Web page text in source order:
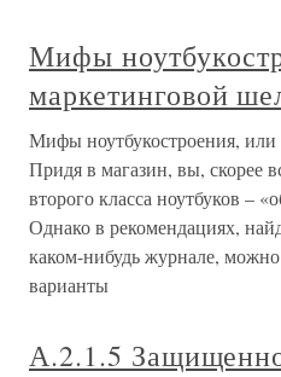
Мифы
маркетинговой
Мифы ноутбукостроения,
Придя в магазин, вы, скорее
второго класса ноутбуков –
Однако в рекомендациях,
каком-нибудь журнале, можно
варианты
А.2.1.5